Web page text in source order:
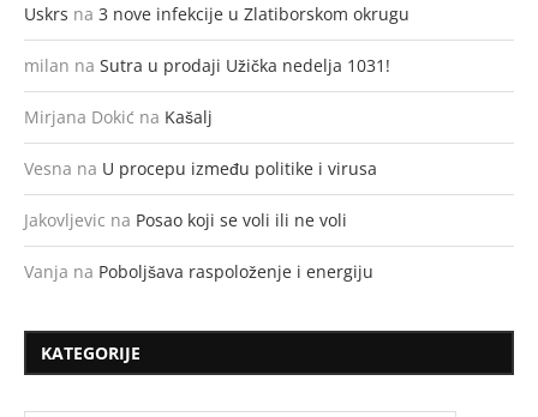
Uskrs na 3 nove infekcije u Zlatiborskom okrugu
milan na Sutra u prodaji Užička nedelja 1031!
Mirjana Dokić na Kašalj
Vesna na U procepu između politike i virusa
Jakovljevic na Posao koji se voli ili ne voli
Vanja na Poboljšava raspoloženje i energiju
KATEGORIJE